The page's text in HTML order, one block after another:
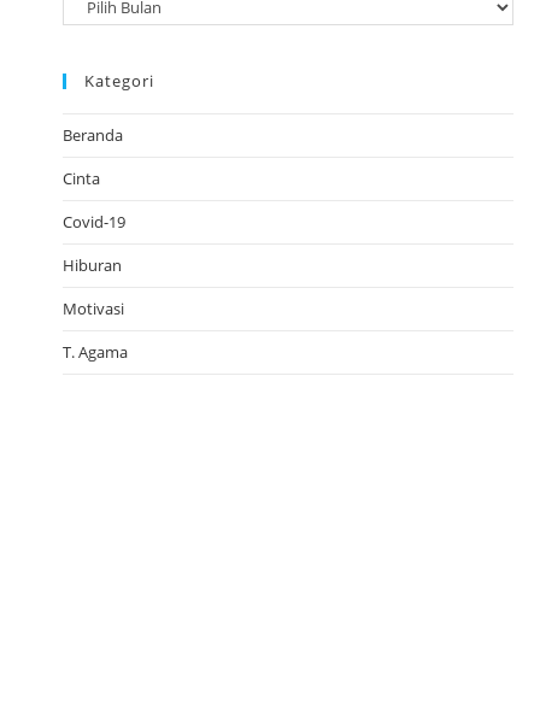
r
i
Kategori
Beranda
Cinta
Covid-19
Hiburan
Motivasi
T. Agama